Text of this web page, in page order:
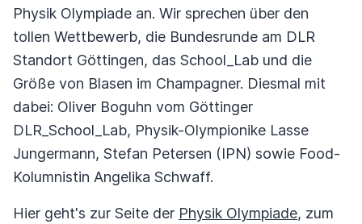
Physik Olympiade an. Wir sprechen über den
tollen Wettbewerb, die Bundesrunde am DLR
Standort Göttingen, das School_Lab und die
Größe von Blasen im Champagner. Diesmal mit
dabei: Oliver Boguhn vom Göttinger
DLR_School_Lab, Physik-Olympionike Lasse
Jungermann, Stefan Petersen (IPN) sowie Food-
Kolumnistin Angelika Schwaff.
Hier geht's zur Seite der Physik Olympiade, zum